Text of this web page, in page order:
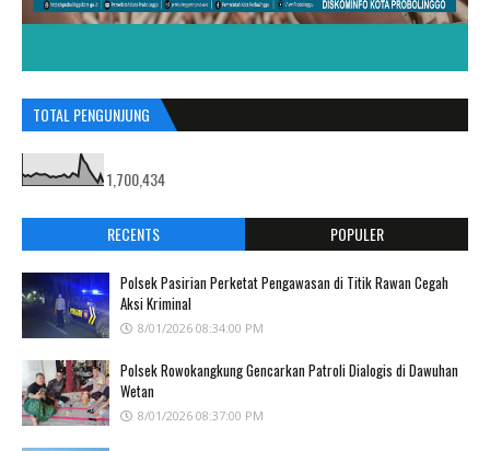
TOTAL PENGUNJUNG
1,700,434
RECENTS POPULER
Polsek Pasirian Perketat Pengawasan di Titik Rawan Cegah
Aksi Kriminal
8/01/2026 08:34:00 PM
Polsek Rowokangkung Gencarkan Patroli Dialogis di Dawuhan
Wetan
8/01/2026 08:37:00 PM